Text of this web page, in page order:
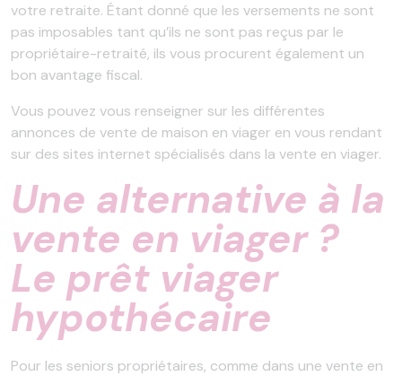
votre retraite. Étant donné que les versements ne sont
pas imposables tant qu’ils ne sont pas reçus par le
propriétaire-retraité, ils vous procurent également un
bon avantage fiscal.
Vous pouvez vous renseigner sur les différentes
annonces de vente de maison en viager en vous rendant
sur des sites internet spécialisés dans la vente en viager.
Une alternative à la
vente en viager ?
Le prêt viager
hypothécaire
Pour les seniors propriétaires, comme dans une vente en